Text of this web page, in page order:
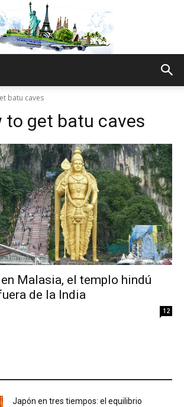
Thru
My
Eyes
batu caves
to get batu caves
Malasia, el templo hindú
de la India
12
Japón en tres tiempos: el equilibrio